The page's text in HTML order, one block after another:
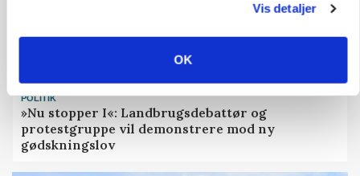
Vis detaljer
OK
POLITIK
»Nu stopper I«: Landbrugsdebattør og
protestgruppe vil demonstrere mod ny
gødskningslov